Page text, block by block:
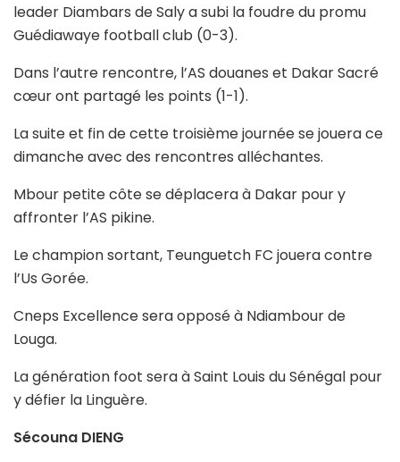
leader Diambars de Saly a subi la foudre du promu
Guédiawaye football club (0-3).
Dans l’autre rencontre, l’AS douanes et Dakar Sacré
cœur ont partagé les points (1-1).
La suite et fin de cette troisième journée se jouera ce
dimanche avec des rencontres alléchantes.
Mbour petite côte se déplacera à Dakar pour y
affronter l’AS pikine.
Le champion sortant, Teunguetch FC jouera contre
l’Us Gorée.
Cneps Excellence sera opposé à Ndiambour de
Louga.
La génération foot sera à Saint Louis du Sénégal pour
y défier la Linguère.
Sécouna DIENG